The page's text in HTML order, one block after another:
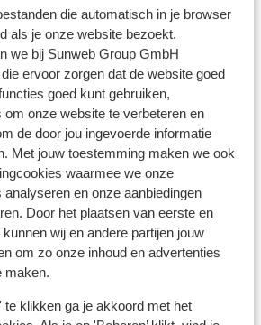
die automatisch in je browser
als je onze website bezoekt.
we bij Sunweb Group GmbH
ervoor zorgen dat de website goed
goed kunt gebruiken,
onze website te verbeteren en
de door jou ingevoerde informatie
Met jouw toestemming maken we ook
waarmee we onze
en onze aanbiedingen
Door het plaatsen van eerste en
wij en andere partijen jouw
om zo onze inhoud en advertenties
maken.
te klikken ga je akkoord met het
78 km
Sur: 18 km
restaurant
arts
ziekenhuis
voor jou